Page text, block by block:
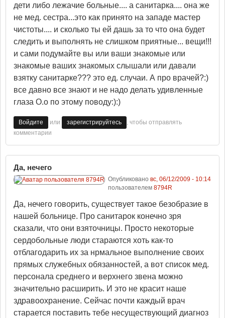
дети либо лежачие больные.... а санитарка.... она же
не мед. сестра...это как принято на западе мастер
чистоты.... и сколько ты ей дашь за то что она будет
следить и выполнять не слишком приятные... вещи!!!
и сами подумайте вы или ваши знакомые или
знакомые ваших знакомых слышали или давали
взятку санитарке??? это ед. случаи. А про врачей?:)
все давно все знают и не надо делать удивленные
глаза О.о по этому поводу:):)
Войдите или зарегистрируйтесь
, чтобы отправлять
комментарии
Да, нечего
Опубликовано вс, 06/12/2009 - 10:14
пользователем 8794R
Да, нечего говорить, существует такое безобразие в
нашей больнице. Про санитарок конечно зря
сказали, что они взяточницы. Просто некоторые
сердобольные люди стараются хоть как-то
отблагодарить их за нрмальное выполнение своих
прямых служебных обязанностей, а вот список мед.
персонала среднего и верхнего звена можно
значительно расширить. И это не красит наше
здравоохранение. Сейчас почти каждый врач
старается поставить тебе несуществующий диагноз